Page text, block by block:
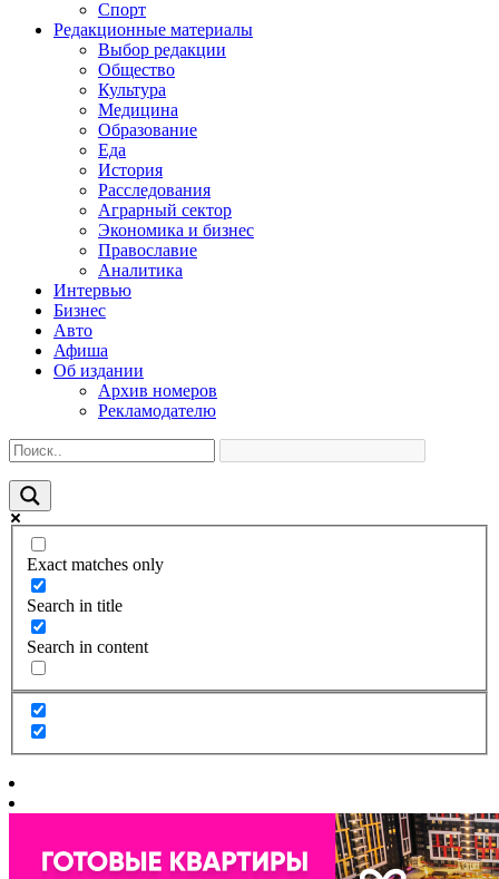
Спорт
Редакционные материалы
Выбор редакции
Общество
Культура
Медицина
Образование
Еда
История
Расследования
Аграрный сектор
Экономика и бизнес
Православие
Аналитика
Интервью
Бизнес
Авто
Афиша
Об издании
Архив номеров
Рекламодателю
Exact matches only
Search in title
Search in content